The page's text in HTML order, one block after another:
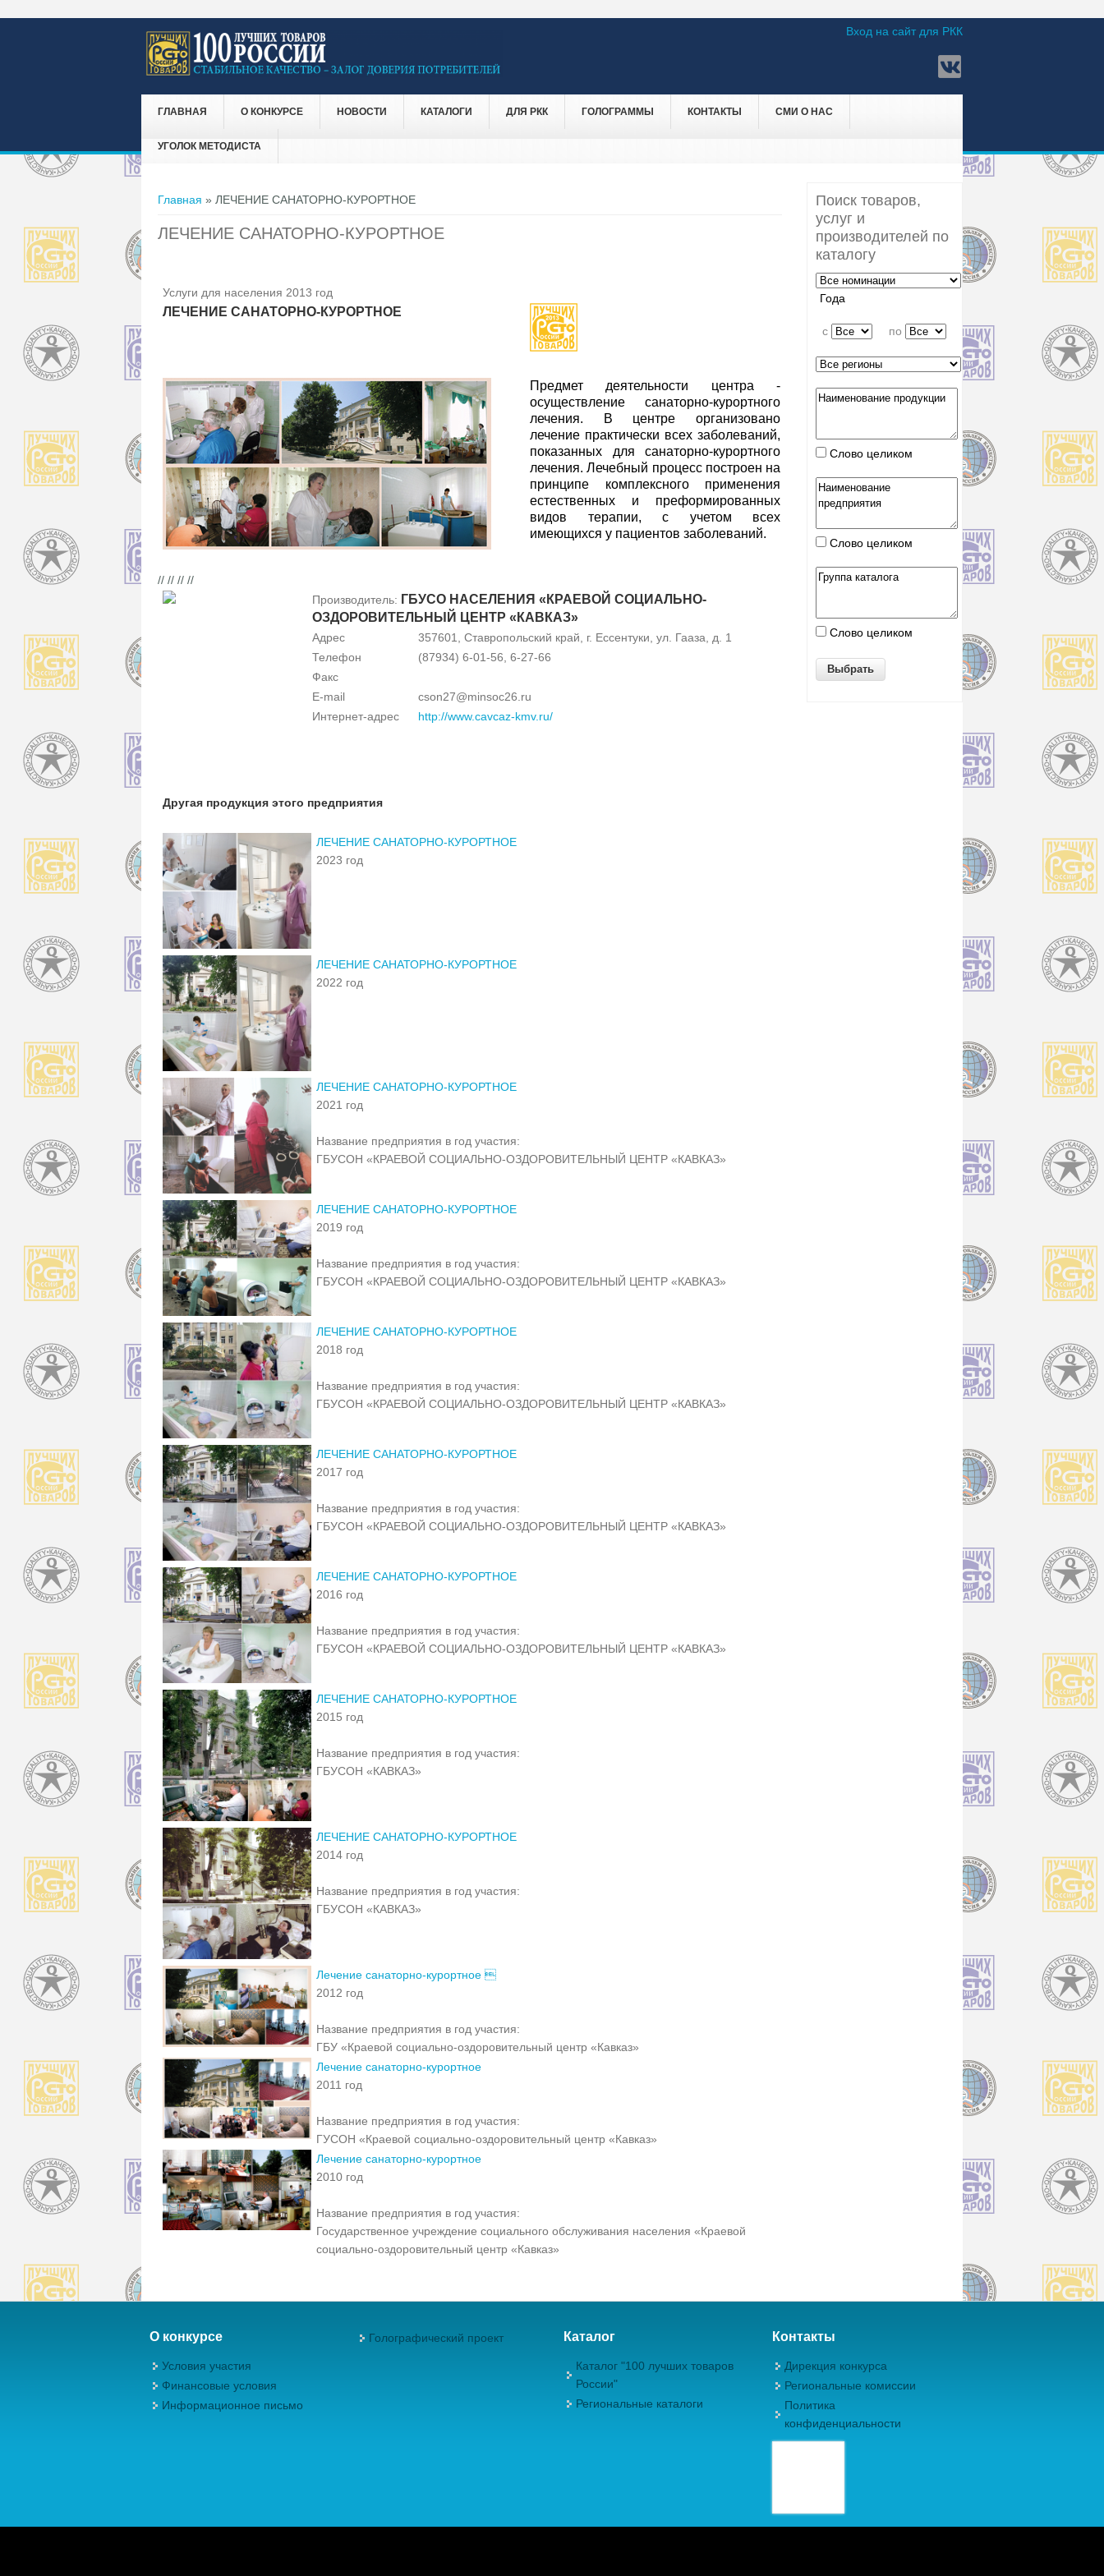
Вход на сайт для РКК
ГЛАВНАЯ О КОНКУРСЕ НОВОСТИ КАТАЛОГИ ДЛЯ РКК ГОЛОГРАММЫ КОНТАКТЫ СМИ О НАС
УГОЛОК МЕТОДИСТА
Вы здесь
Главная » ЛЕЧЕНИЕ САНАТОРНО-КУРОРТНОЕ
ЛЕЧЕНИЕ САНАТОРНО-КУРОРТНОЕ
Услуги для населения 2013 год
ЛЕЧЕНИЕ САНАТОРНО-КУРОРТНОЕ
Предмет деятельности центра -
осуществление санаторно-курортного
лечения. В центре организовано
лечение практически всех заболеваний,
показанных для санаторно-курортного
лечения. Лечебный процесс построен на
принципе комплексного применения
естественных и преформированных
видов терапии, с учетом всех
имеющихся у пациентов заболеваний.
// // // //
Производитель: ГБУСО НАСЕЛЕНИЯ «КРАЕВОЙ СОЦИАЛЬНО-
ОЗДОРОВИТЕЛЬНЫЙ ЦЕНТР «КАВКАЗ»
Адрес
357601, Ставропольский край, г. Ессентуки, ул. Гааза, д. 1
Телефон
(87934) 6-01-56, 6-27-66
Факс
E-mail
cson27@minsoc26.ru
Интернет-адрес
http://www.cavcaz-kmv.ru/
Другая продукция этого предприятия
ЛЕЧЕНИЕ САНАТОРНО-КУРОРТНОЕ
2023 год
ЛЕЧЕНИЕ САНАТОРНО-КУРОРТНОЕ
2022 год
ЛЕЧЕНИЕ САНАТОРНО-КУРОРТНОЕ
2021 год
Название предприятия в год участия:
ГБУСОН «КРАЕВОЙ СОЦИАЛЬНО-ОЗДОРОВИТЕЛЬНЫЙ ЦЕНТР «КАВКАЗ»
ЛЕЧЕНИЕ САНАТОРНО-КУРОРТНОЕ
2019 год
Название предприятия в год участия:
ГБУСОН «КРАЕВОЙ СОЦИАЛЬНО-ОЗДОРОВИТЕЛЬНЫЙ ЦЕНТР «КАВКАЗ»
ЛЕЧЕНИЕ САНАТОРНО-КУРОРТНОЕ
2018 год
Название предприятия в год участия:
ГБУСОН «КРАЕВОЙ СОЦИАЛЬНО-ОЗДОРОВИТЕЛЬНЫЙ ЦЕНТР «КАВКАЗ»
ЛЕЧЕНИЕ САНАТОРНО-КУРОРТНОЕ
2017 год
Название предприятия в год участия:
ГБУСОН «КРАЕВОЙ СОЦИАЛЬНО-ОЗДОРОВИТЕЛЬНЫЙ ЦЕНТР «КАВКАЗ»
ЛЕЧЕНИЕ САНАТОРНО-КУРОРТНОЕ
2016 год
Название предприятия в год участия:
ГБУСОН «КРАЕВОЙ СОЦИАЛЬНО-ОЗДОРОВИТЕЛЬНЫЙ ЦЕНТР «КАВКАЗ»
ЛЕЧЕНИЕ САНАТОРНО-КУРОРТНОЕ
2015 год
Название предприятия в год участия:
ГБУСОН «КАВКАЗ»
ЛЕЧЕНИЕ САНАТОРНО-КУРОРТНОЕ
2014 год
Название предприятия в год участия:
ГБУСОН «КАВКАЗ»
Лечение санаторно-курортное 
2012 год
Название предприятия в год участия:
ГБУ «Краевой социально-оздоровительный центр «Кавказ»
Лечение санаторно-курортное
2011 год
Название предприятия в год участия:
ГУСОН «Краевой социально-оздоровительный центр «Кавказ»
Лечение санаторно-курортное
2010 год
Название предприятия в год участия:
Государственное учреждение социального обслуживания населения «Краевой
социально-оздоровительный центр «Кавказ»
Поиск товаров,
услуг и
производителей по
каталогу
Года
c по
Слово целиком
Слово целиком
Слово целиком
О конкурсе
Условия участия
Финансовые условия
Информационное письмо
Голографический проект Каталог
Каталог "100 лучших товаров
России"
Региональные каталоги
Контакты
Дирекция конкурса
Региональные комиссии
Политика
конфиденциальности